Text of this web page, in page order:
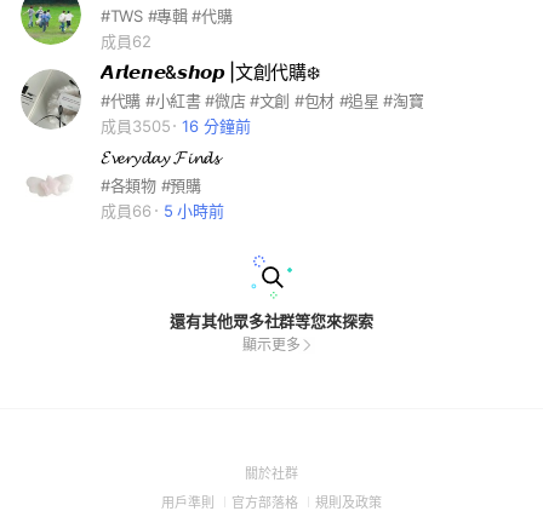
#TWS #專輯 #代購
成員62
𝘼𝙧𝙡𝙚𝙣𝙚&𝙨𝙝𝙤𝙥 |文創代購❄️
#代購 #小紅書 #微店 #文創 #包材 #追星 #淘寶
成員3505
16 分鐘前
𝓔𝓿𝓮𝓻𝔂𝓭𝓪𝔂 𝓕𝓲𝓷𝓭𝓼
#各類物 #預購
成員66
5 小時前
還有其他眾多社群等您來探索
顯示更多
關於社群(Open
用戶準則 (Open
官方部落格 (Open
規則及政策(Open